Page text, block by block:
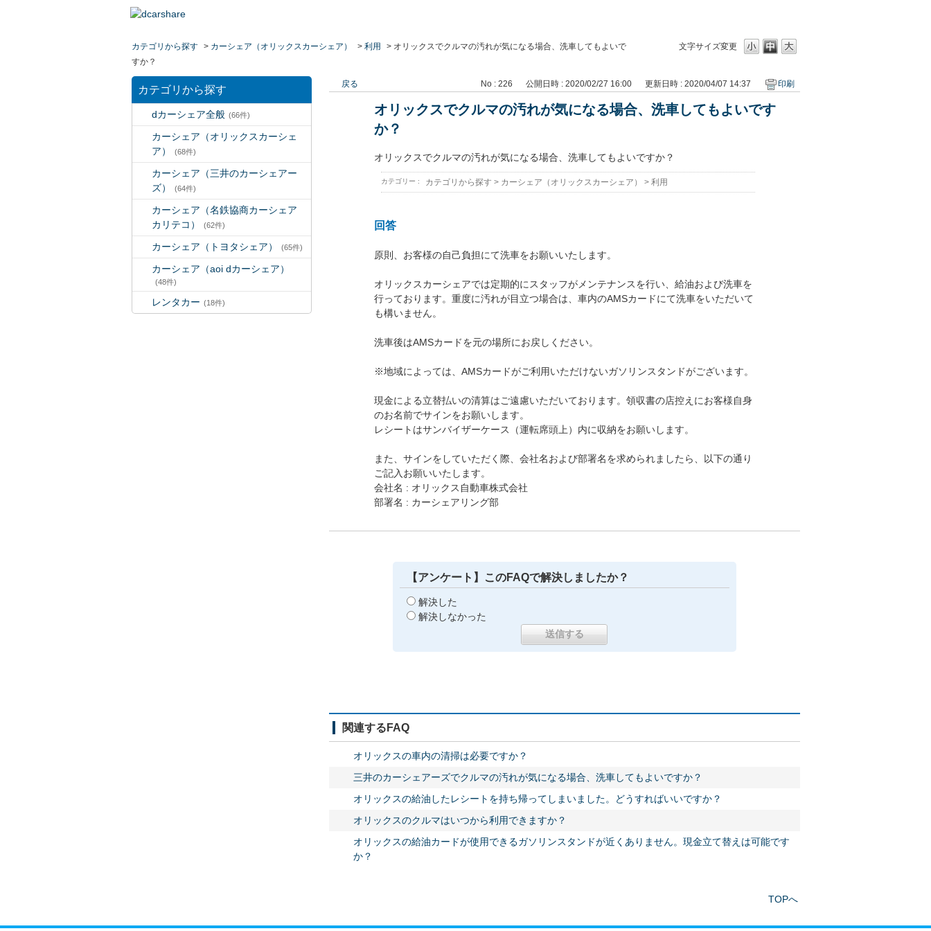
文字サイズ変更
カテゴリから探す > カーシェア（オリックスカーシェア） > 利用 > オリックスでクルマの汚れが気になる場合、洗車してもよいで
すか？
カテゴリから探す
dカーシェア全般 (66件)
カーシェア（オリックスカーシェ
ア）
(68件)
カーシェア（三井のカーシェアー
ズ）
(64件)
カーシェア（名鉄協商カーシェア
カリテコ）
(62件)
カーシェア（トヨタシェア） (65件)
カーシェア（aoi dカーシェア）
(48件)
レンタカー (18件)
戻る No : 226 公開日時 : 2020/02/27 16:00 更新日時 : 2020/04/07 14:37 印刷
オリックスでクルマの汚れが気になる場合、洗車してもよいです
か？
オリックスでクルマの汚れが気になる場合、洗車してもよいですか？
カテゴリー : カテゴリから探す > カーシェア（オリックスカーシェア） > 利用
回答
原則、お客様の自己負担にて洗車をお願いいたします。
オリックスカーシェアでは定期的にスタッフがメンテナンスを行い、給油および洗車を
行っております。重度に汚れが目立つ場合は、車内のAMSカードにて洗車をいただいて
も構いません。
洗車後はAMSカードを元の場所にお戻しください。
※地域によっては、AMSカードがご利用いただけないガソリンスタンドがございます。
現金による立替払いの清算はご遠慮いただいております。領収書の店控えにお客様自身
のお名前でサインをお願いします。
レシートはサンバイザーケース（運転席頭上）内に収納をお願いします。
また、サインをしていただく際、会社名および部署名を求められましたら、以下の通り
ご記入お願いいたします。
会社名 : オリックス自動車株式会社
部署名 : カーシェアリング部
【アンケート】このFAQで解決しましたか？
解決した
解決しなかった
関連するFAQ
オリックスの車内の清掃は必要ですか？
三井のカーシェアーズでクルマの汚れが気になる場合、洗車してもよいですか？
オリックスの給油したレシートを持ち帰ってしまいました。どうすればいいですか？
オリックスのクルマはいつから利用できますか？
オリックスの給油カードが使用できるガソリンスタンドが近くありません。現金立て替えは可能です
か？
TOPへ